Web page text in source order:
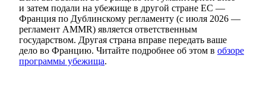
и затем подали на убежище в другой стране ЕС —
Франция по Дублинскому регламенту (с июля 2026 —
регламент AMMR) является ответственным
государством. Другая страна вправе передать ваше
дело во Францию. Читайте подробнее об этом в обзоре
программы убежища.